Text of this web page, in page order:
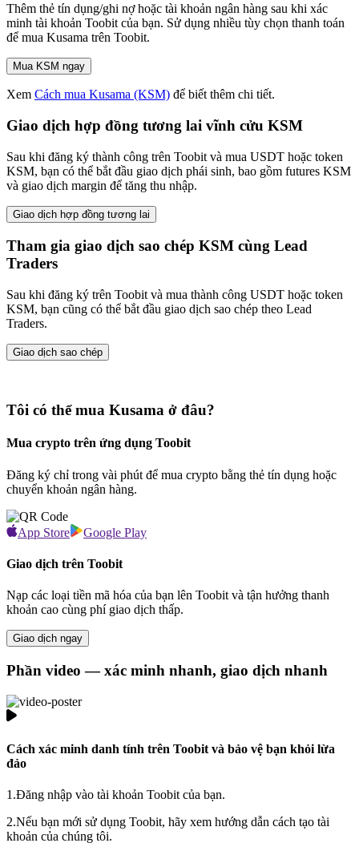
Thêm thẻ tín dụng/ghi nợ hoặc tài khoản ngân hàng sau khi xác
minh tài khoản Toobit của bạn. Sử dụng nhiều tùy chọn thanh toán
để mua Kusama trên Toobit.
Mua KSM ngay
Xem Cách mua Kusama (KSM) để biết thêm chi tiết.
Giao dịch hợp đồng tương lai vĩnh cửu KSM
Sau khi đăng ký thành công trên Toobit và mua USDT hoặc token
KSM, bạn có thể bắt đầu giao dịch phái sinh, bao gồm futures KSM
và giao dịch margin để tăng thu nhập.
Giao dịch hợp đồng tương lai
Tham gia giao dịch sao chép KSM cùng Lead
Traders
Sau khi đăng ký trên Toobit và mua thành công USDT hoặc token
KSM, bạn cũng có thể bắt đầu giao dịch sao chép theo Lead
Traders.
Giao dịch sao chép
Tôi có thể mua Kusama ở đâu?
Mua crypto trên ứng dụng Toobit
Đăng ký chỉ trong vài phút để mua crypto bằng thẻ tín dụng hoặc
chuyển khoản ngân hàng.
App Store Google Play
Giao dịch trên Toobit
Nạp các loại tiền mã hóa của bạn lên Toobit và tận hưởng thanh
khoản cao cùng phí giao dịch thấp.
Giao dịch ngay
Phần video — xác minh nhanh, giao dịch nhanh
Cách xác minh danh tính trên Toobit và bảo vệ bạn khỏi lừa
đảo
1.Đăng nhập vào tài khoản Toobit của bạn.
2.Nếu bạn mới sử dụng Toobit, hãy xem hướng dẫn cách tạo tài
khoản của chúng tôi.